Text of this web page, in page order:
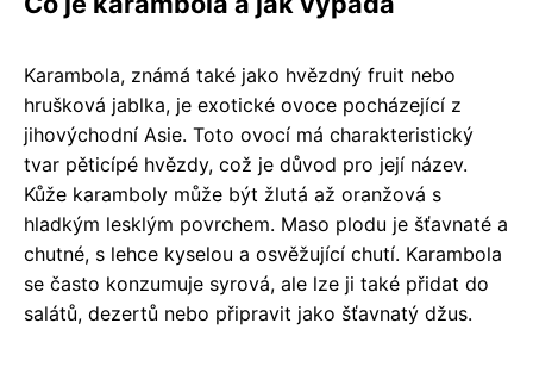
Karambola, známá také jako hvězdný fruit nebo
hrušková jablka, je exotické ovoce pocházející z
jihovýchodní Asie. Toto ovocí má charakteristický
tvar pěticípé hvězdy, což je důvod pro její název.
Kůže karamboly může být žlutá až oranžová s
hladkým lesklým povrchem. Maso plodu je šťavnaté a
chutné, s lehce kyselou a osvěžující chutí. Karambola
se často konzumuje syrová, ale lze ji také přidat do
salátů, dezertů nebo připravit jako šťavnatý džus.